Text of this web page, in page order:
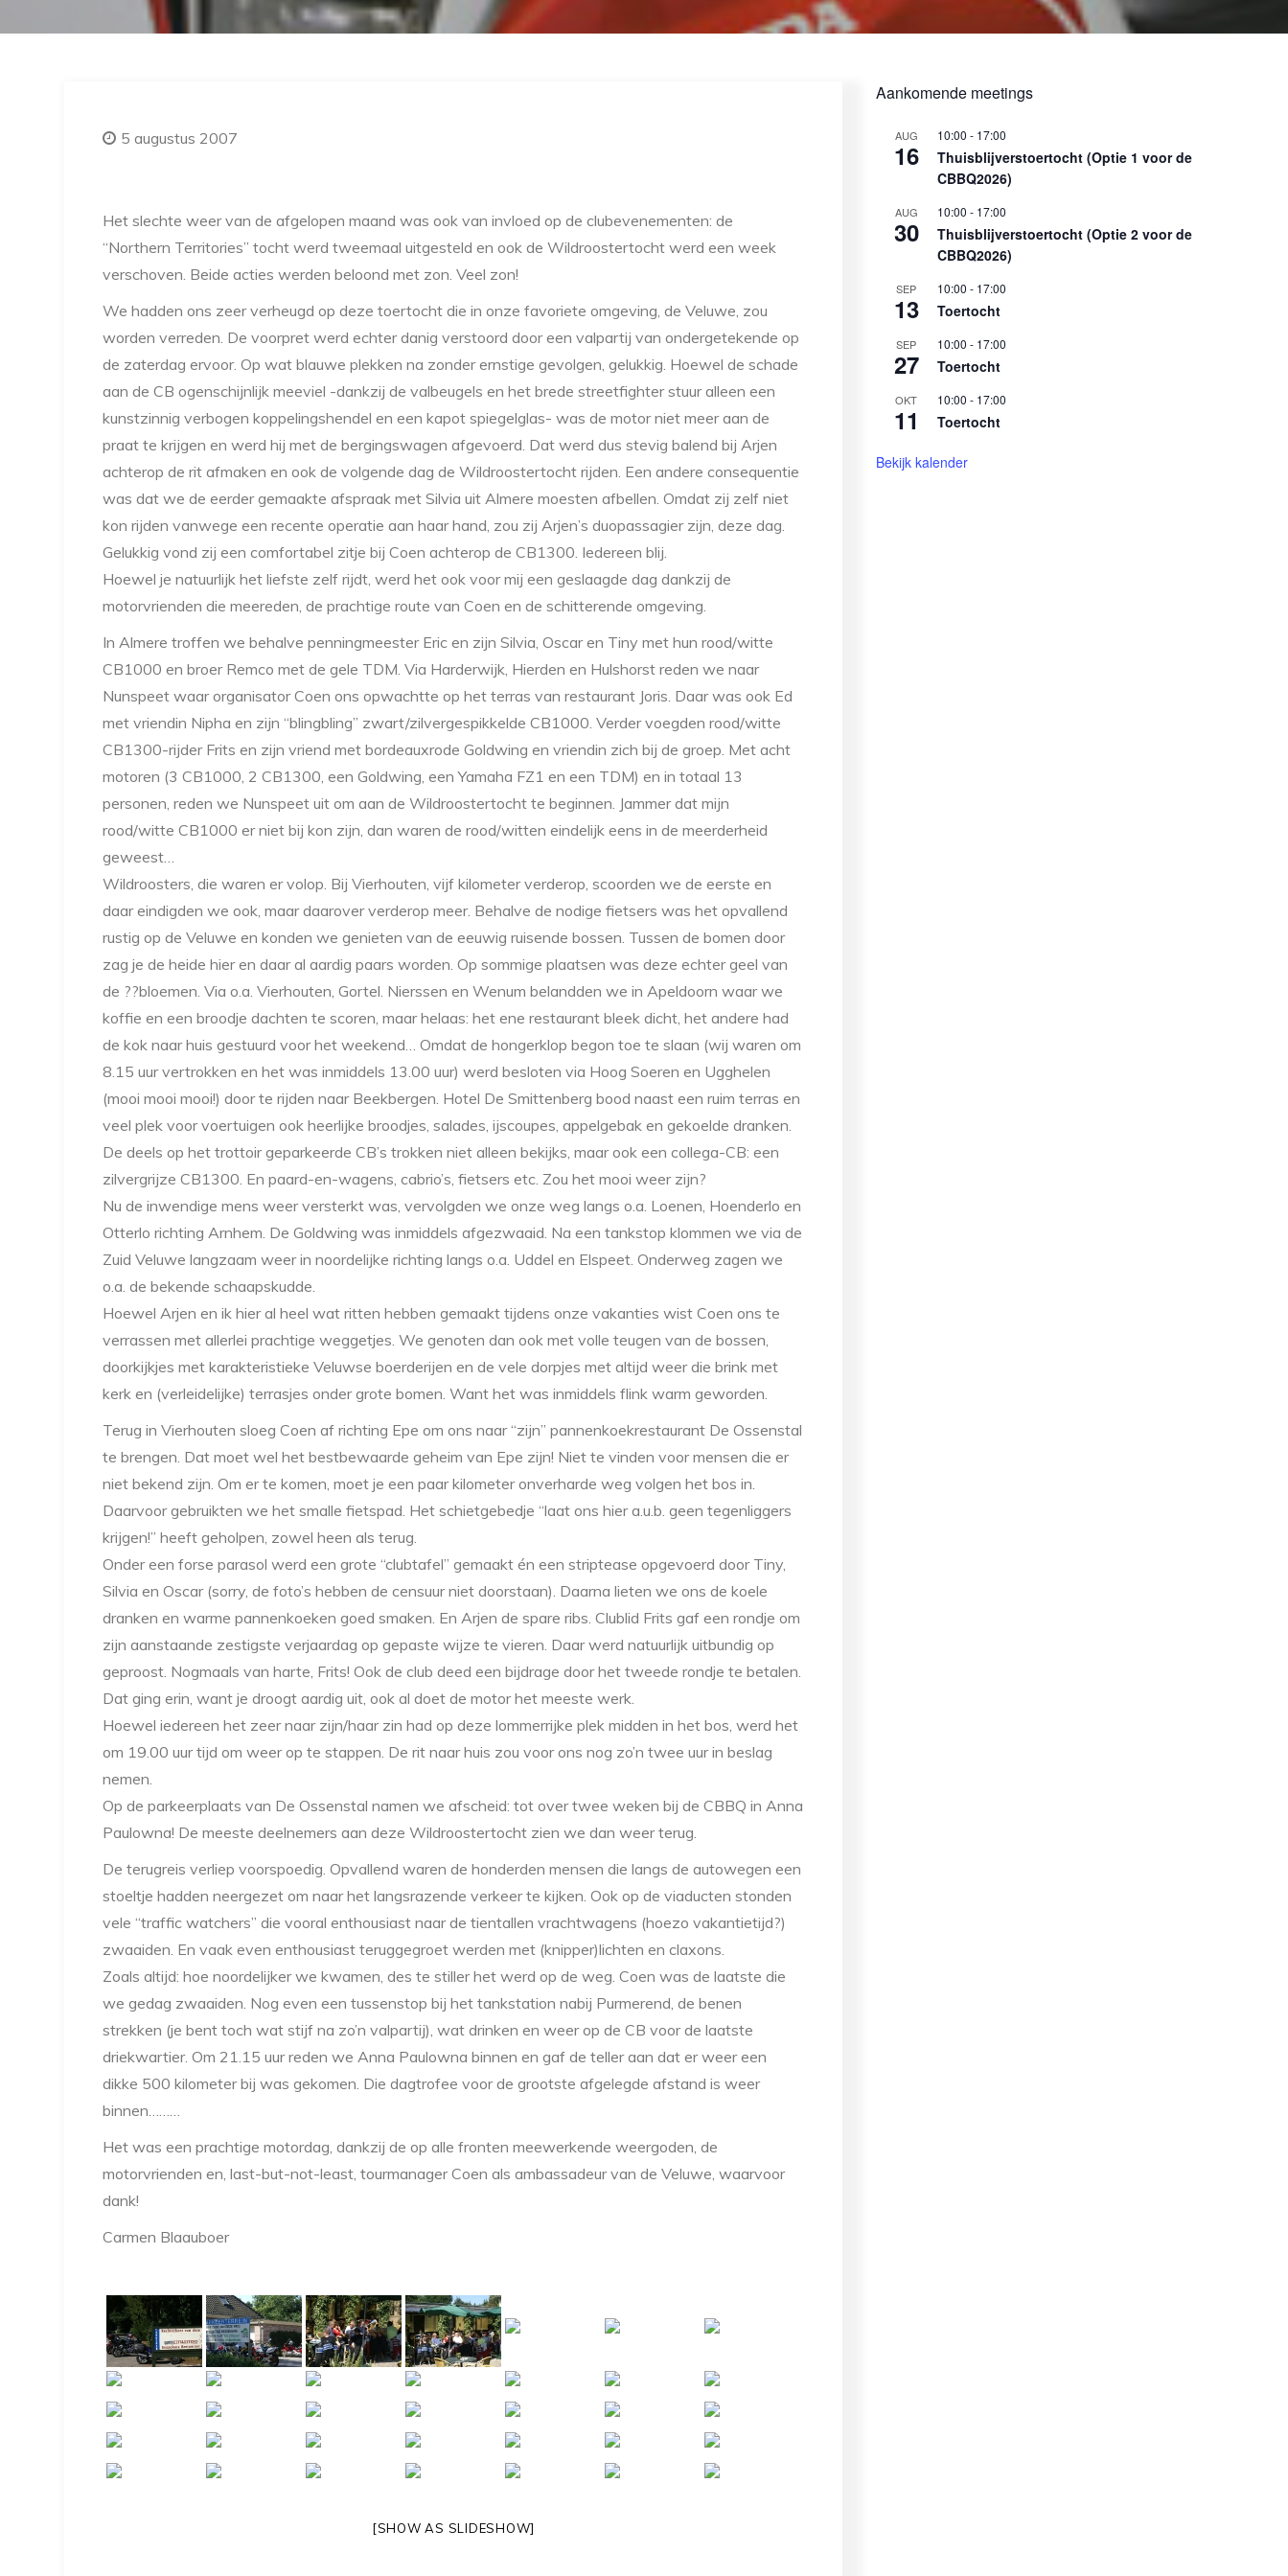
5 augustus 2007
Het slechte weer van de afgelopen maand was ook van invloed op de clubevenementen: de
“Northern Territories” tocht werd tweemaal uitgesteld en ook de Wildroostertocht werd een week
verschoven. Beide acties werden beloond met zon. Veel zon!
We hadden ons zeer verheugd op deze toertocht die in onze favoriete omgeving, de Veluwe, zou
worden verreden. De voorpret werd echter danig verstoord door een valpartij van ondergetekende op
de zaterdag ervoor. Op wat blauwe plekken na zonder ernstige gevolgen, gelukkig. Hoewel de schade
aan de CB ogenschijnlijk meeviel -dankzij de valbeugels en het brede streetfighter stuur alleen een
kunstzinnig verbogen koppelingshendel en een kapot spiegelglas- was de motor niet meer aan de
praat te krijgen en werd hij met de bergingswagen afgevoerd. Dat werd dus stevig balend bij Arjen
achterop de rit afmaken en ook de volgende dag de Wildroostertocht rijden. Een andere consequentie
was dat we de eerder gemaakte afspraak met Silvia uit Almere moesten afbellen. Omdat zij zelf niet
kon rijden vanwege een recente operatie aan haar hand, zou zij Arjen’s duopassagier zijn, deze dag.
Gelukkig vond zij een comfortabel zitje bij Coen achterop de CB1300. Iedereen blij.
Hoewel je natuurlijk het liefste zelf rijdt, werd het ook voor mij een geslaagde dag dankzij de
motorvrienden die meereden, de prachtige route van Coen en de schitterende omgeving.
In Almere troffen we behalve penningmeester Eric en zijn Silvia, Oscar en Tiny met hun rood/witte
CB1000 en broer Remco met de gele TDM. Via Harderwijk, Hierden en Hulshorst reden we naar
Nunspeet waar organisator Coen ons opwachtte op het terras van restaurant Joris. Daar was ook Ed
met vriendin Nipha en zijn “blingbling” zwart/zilvergespikkelde CB1000. Verder voegden rood/witte
CB1300-rijder Frits en zijn vriend met bordeauxrode Goldwing en vriendin zich bij de groep. Met acht
motoren (3 CB1000, 2 CB1300, een Goldwing, een Yamaha FZ1 en een TDM) en in totaal 13
personen, reden we Nunspeet uit om aan de Wildroostertocht te beginnen. Jammer dat mijn
rood/witte CB1000 er niet bij kon zijn, dan waren de rood/witten eindelijk eens in de meerderheid
geweest…
Wildroosters, die waren er volop. Bij Vierhouten, vijf kilometer verderop, scoorden we de eerste en
daar eindigden we ook, maar daarover verderop meer. Behalve de nodige fietsers was het opvallend
rustig op de Veluwe en konden we genieten van de eeuwig ruisende bossen. Tussen de bomen door
zag je de heide hier en daar al aardig paars worden. Op sommige plaatsen was deze echter geel van
de ??bloemen. Via o.a. Vierhouten, Gortel. Nierssen en Wenum belandden we in Apeldoorn waar we
koffie en een broodje dachten te scoren, maar helaas: het ene restaurant bleek dicht, het andere had
de kok naar huis gestuurd voor het weekend… Omdat de hongerklop begon toe te slaan (wij waren om
8.15 uur vertrokken en het was inmiddels 13.00 uur) werd besloten via Hoog Soeren en Ugghelen
(mooi mooi mooi!) door te rijden naar Beekbergen. Hotel De Smittenberg bood naast een ruim terras en
veel plek voor voertuigen ook heerlijke broodjes, salades, ijscoupes, appelgebak en gekoelde dranken.
De deels op het trottoir geparkeerde CB’s trokken niet alleen bekijks, maar ook een collega-CB: een
zilvergrijze CB1300. En paard-en-wagens, cabrio’s, fietsers etc. Zou het mooi weer zijn?
Nu de inwendige mens weer versterkt was, vervolgden we onze weg langs o.a. Loenen, Hoenderlo en
Otterlo richting Arnhem. De Goldwing was inmiddels afgezwaaid. Na een tankstop klommen we via de
Zuid Veluwe langzaam weer in noordelijke richting langs o.a. Uddel en Elspeet. Onderweg zagen we
o.a. de bekende schaapskudde.
Hoewel Arjen en ik hier al heel wat ritten hebben gemaakt tijdens onze vakanties wist Coen ons te
verrassen met allerlei prachtige weggetjes. We genoten dan ook met volle teugen van de bossen,
doorkijkjes met karakteristieke Veluwse boerderijen en de vele dorpjes met altijd weer die brink met
kerk en (verleidelijke) terrasjes onder grote bomen. Want het was inmiddels flink warm geworden.
Terug in Vierhouten sloeg Coen af richting Epe om ons naar “zijn” pannenkoekrestaurant De Ossenstal
te brengen. Dat moet wel het bestbewaarde geheim van Epe zijn! Niet te vinden voor mensen die er
niet bekend zijn. Om er te komen, moet je een paar kilometer onverharde weg volgen het bos in.
Daarvoor gebruikten we het smalle fietspad. Het schietgebedje “laat ons hier a.u.b. geen tegenliggers
krijgen!” heeft geholpen, zowel heen als terug.
Onder een forse parasol werd een grote “clubtafel” gemaakt én een striptease opgevoerd door Tiny,
Silvia en Oscar (sorry, de foto’s hebben de censuur niet doorstaan). Daarna lieten we ons de koele
dranken en warme pannenkoeken goed smaken. En Arjen de spare ribs. Clublid Frits gaf een rondje om
zijn aanstaande zestigste verjaardag op gepaste wijze te vieren. Daar werd natuurlijk uitbundig op
geproost. Nogmaals van harte, Frits! Ook de club deed een bijdrage door het tweede rondje te betalen.
Dat ging erin, want je droogt aardig uit, ook al doet de motor het meeste werk.
Hoewel iedereen het zeer naar zijn/haar zin had op deze lommerrijke plek midden in het bos, werd het
om 19.00 uur tijd om weer op te stappen. De rit naar huis zou voor ons nog zo’n twee uur in beslag
nemen.
Op de parkeerplaats van De Ossenstal namen we afscheid: tot over twee weken bij de CBBQ in Anna
Paulowna! De meeste deelnemers aan deze Wildroostertocht zien we dan weer terug.
De terugreis verliep voorspoedig. Opvallend waren de honderden mensen die langs de autowegen een
stoeltje hadden neergezet om naar het langsrazende verkeer te kijken. Ook op de viaducten stonden
vele “traffic watchers” die vooral enthousiast naar de tientallen vrachtwagens (hoezo vakantietijd?)
zwaaiden. En vaak even enthousiast teruggegroet werden met (knipper)lichten en claxons.
Zoals altijd: hoe noordelijker we kwamen, des te stiller het werd op de weg. Coen was de laatste die
we gedag zwaaiden. Nog even een tussenstop bij het tankstation nabij Purmerend, de benen
strekken (je bent toch wat stijf na zo’n valpartij), wat drinken en weer op de CB voor de laatste
driekwartier. Om 21.15 uur reden we Anna Paulowna binnen en gaf de teller aan dat er weer een
dikke 500 kilometer bij was gekomen. Die dagtrofee voor de grootste afgelegde afstand is weer
binnen………
Het was een prachtige motordag, dankzij de op alle fronten meewerkende weergoden, de
motorvrienden en, last-but-not-least, tourmanager Coen als ambassadeur van de Veluwe, waarvoor
dank!
Carmen Blaauboer
[SHOW AS SLIDESHOW]
Aankomende meetings
AUG
16
10:00 - 17:00
Thuisblijverstoertocht (Optie 1 voor de
CBBQ2026)
AUG
30
10:00 - 17:00
Thuisblijverstoertocht (Optie 2 voor de
CBBQ2026)
SEP
13
10:00 - 17:00
Toertocht
SEP
27
10:00 - 17:00
Toertocht
OKT
11
10:00 - 17:00
Toertocht
Bekijk kalender